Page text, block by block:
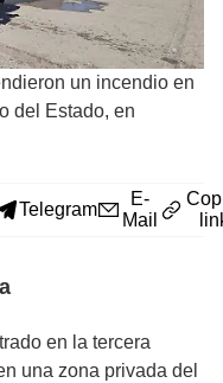
un incendio en
del Estado, en
Telegram
E-
Mail
en la tercera
una zona privada del